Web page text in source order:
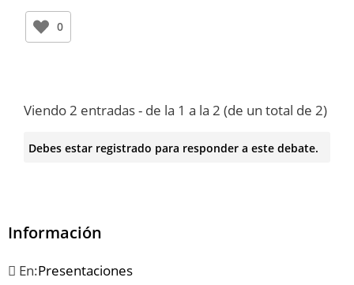
0
Viendo 2 entradas - de la 1 a la 2 (de un total de 2)
Debes estar registrado para responder a este debate.
Información
En:Presentaciones